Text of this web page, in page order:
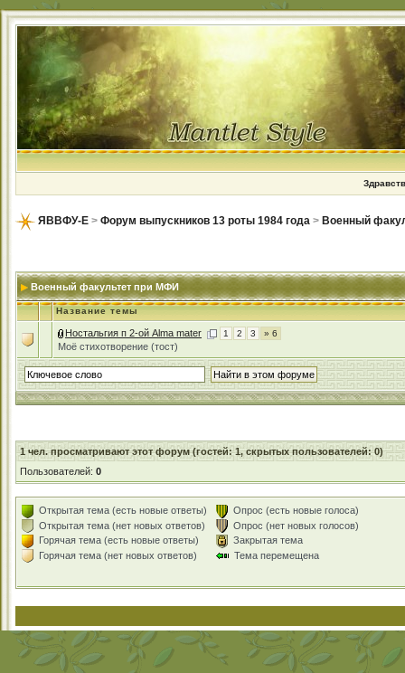
ЯВВФУ-Е > Форум выпускников 13 роты 1984 года > Военный
Военный факультет при МФИ
Название темы
Ностальгия п 2-ой Alma mater 1 2 3 » 6
Моё стихотворение (тост)
1чел. просматривают этот форум (гостей: 1, скрытых пользователей: 0)
Пользователей: 0
Открытая тема (есть новые ответы)
Открытая тема (нет новых ответов)
Горячая тема (есть новые ответы)
Горячая тема (нет новых ответов)
Опрос (есть новые голоса)
Опрос (нет новых голосов)
Закрытая тема
Тема перемещена